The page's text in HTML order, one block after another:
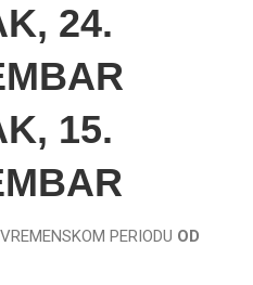
24.
15.
PERIODU OD